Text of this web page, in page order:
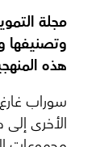
مجلة
وتصنيفها
هذه
سوراب
الأخرى